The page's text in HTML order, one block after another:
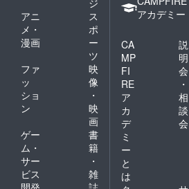
アニ
メ・
漫画
ス
ポ
ー
ツ
ファ
ッ
ショ
ン
映
像
・
映
画
ゲー
ム・
サー
ビス
書
籍
・
雑
アカデミー
CA
MP
FI
RE
ア
カ
デ
ミ
ー
と
は
説
明
会
・
相
談
会